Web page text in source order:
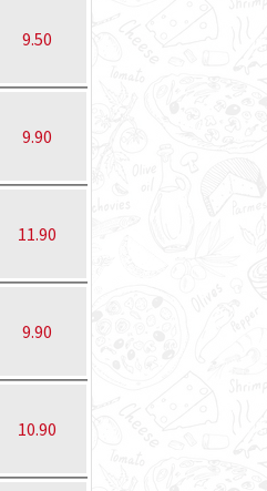
9.50
9.90
11.90
9.90
10.90